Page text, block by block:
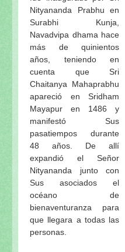
Nityananda Prabhu en
Surabhi Kunja,
Navadvipa dhama hace
más de quinientos
años, teniendo en
cuenta que Sri
Chaitanya Mahaprabhu
apareció en Sridham
Mayapur en 1486 y
manifestó Sus
pasatiempos durante
48 años. De allí
expandió el Señor
Nityananda junto con
Sus asociados el
océano de
bienaventuranza para
que llegara a todas las
personas.